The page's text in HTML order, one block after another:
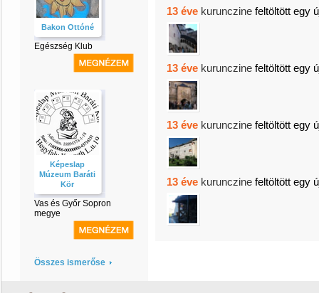
Bakon Ottóné
Egészség Klub
Képeslap
Múzeum Baráti
Kör
Vas és Győr Sopron
megye
Összes ismerőse
13 éve kurunczine feltöltött egy
13 éve kurunczine feltöltött egy
13 éve kurunczine feltöltött egy
13 éve kurunczine feltöltött egy